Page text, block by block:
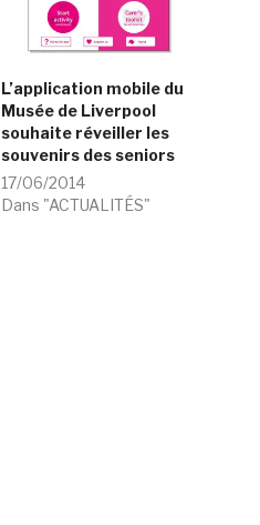
L’application mobile du
Musée de Liverpool
souhaite réveiller les
souvenirs des seniors
17/06/2014
Dans "ACTUALITÉS"